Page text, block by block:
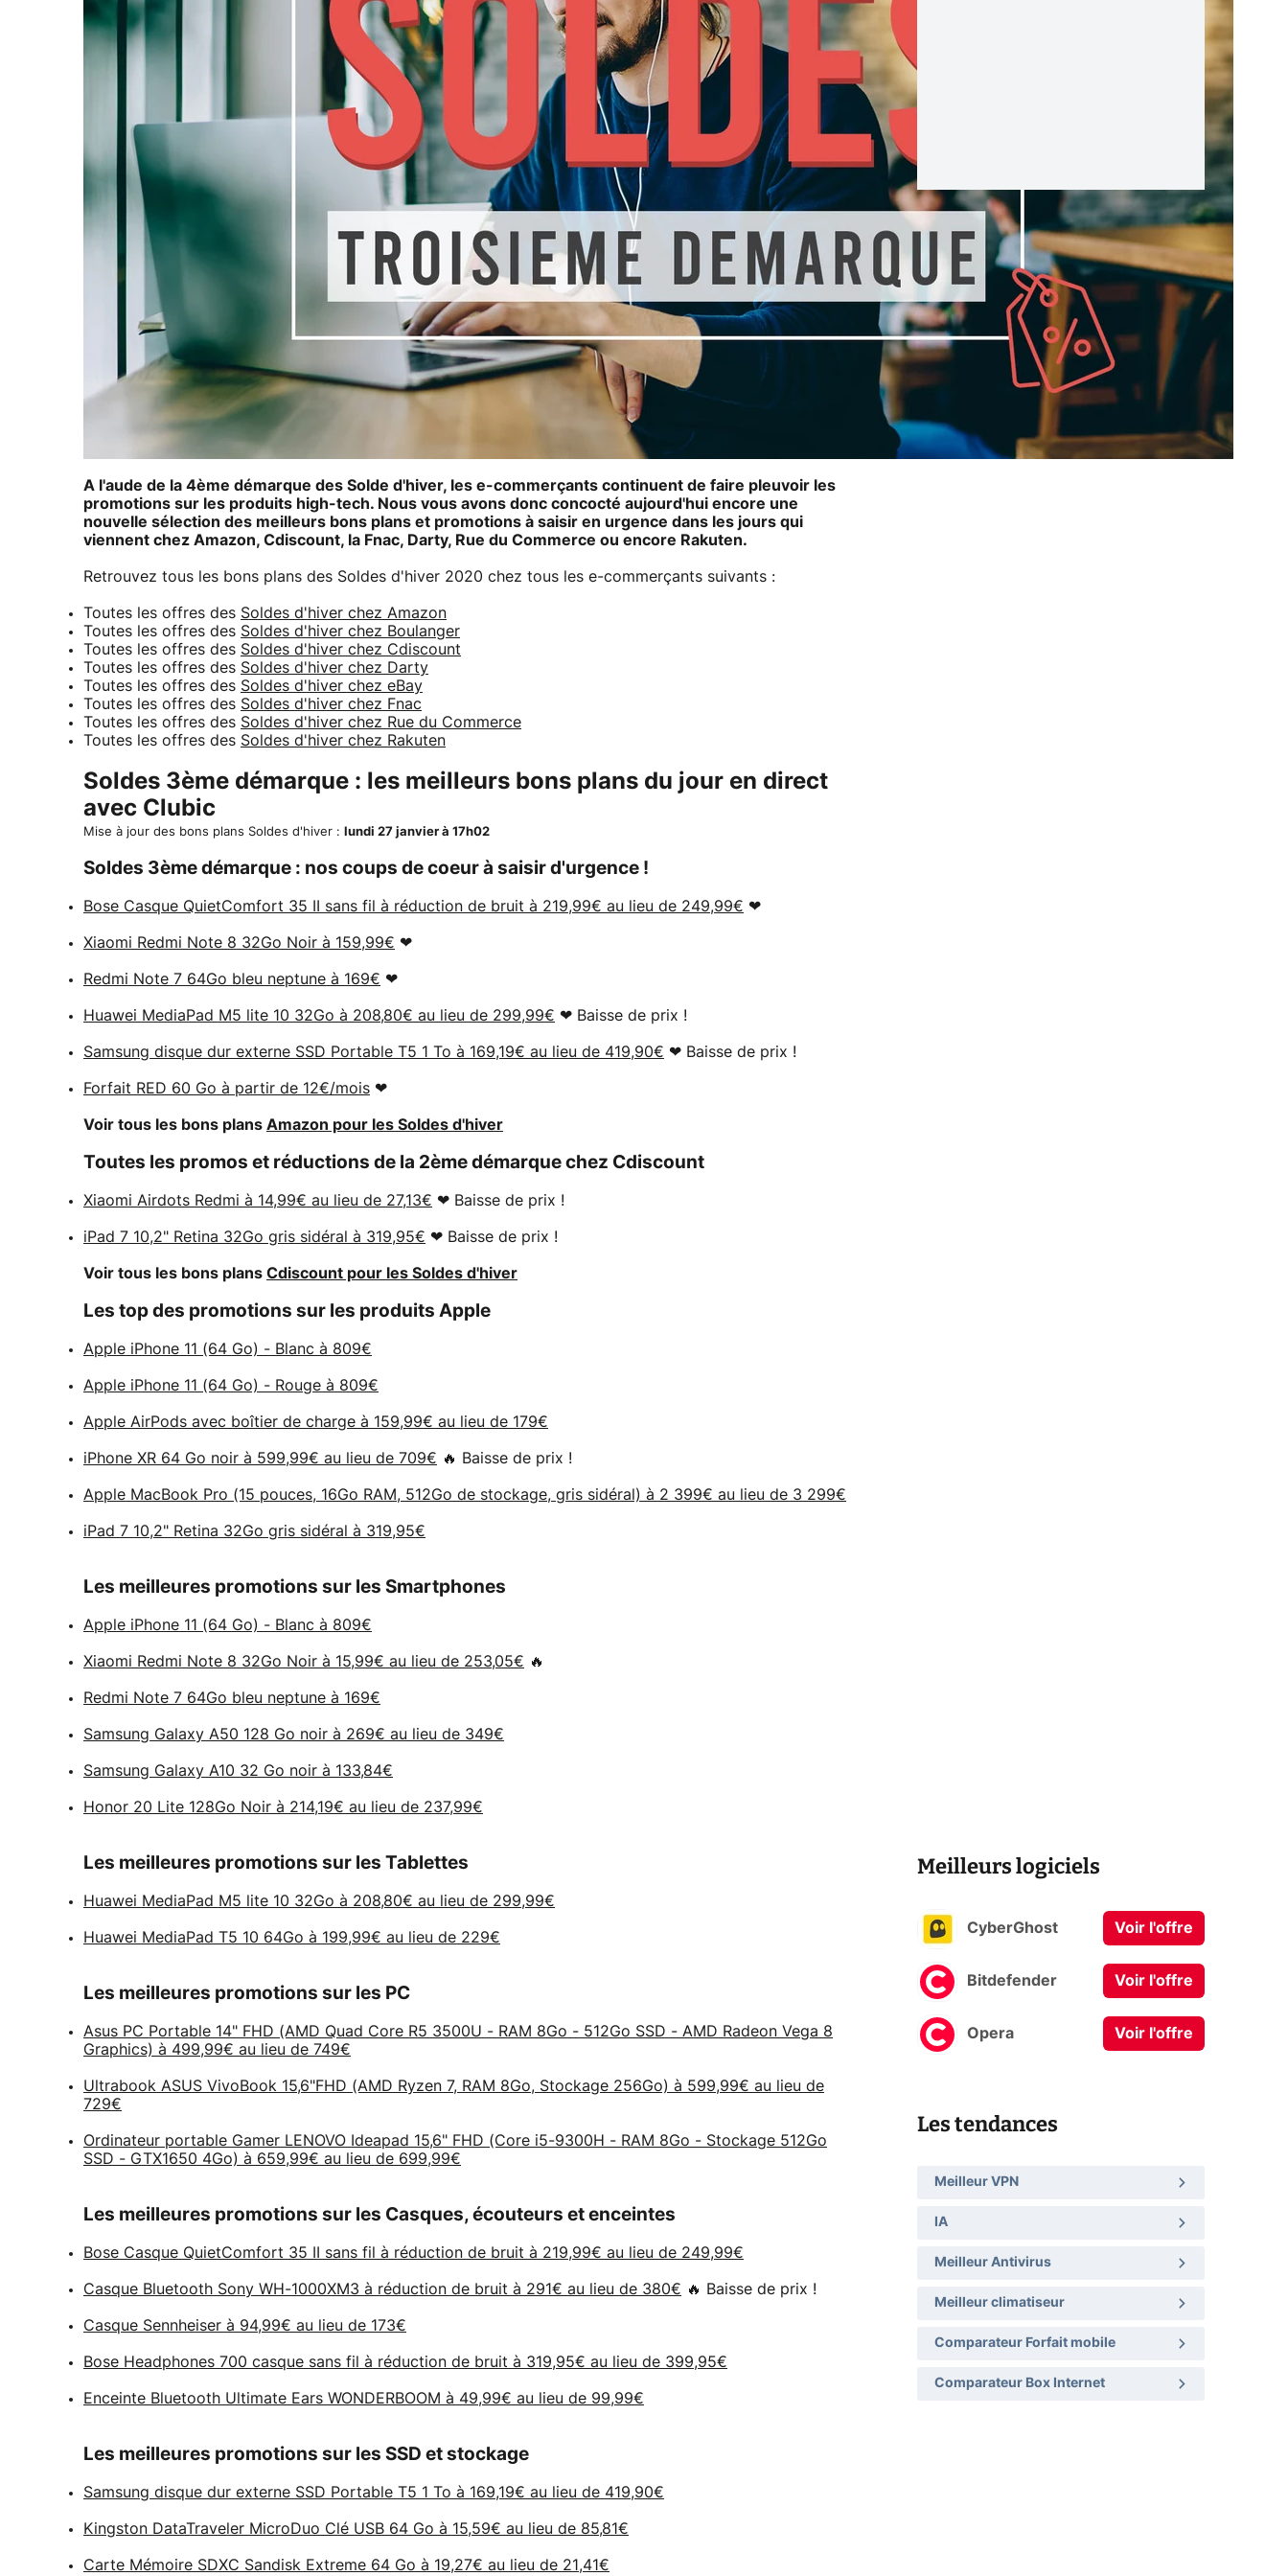
A l'aude de la 4ème démarque des Solde d'hiver, les e-commerçants continuent de faire pleuvoir les
promotions sur les produits high-tech. Nous vous avons donc concocté aujourd'hui encore une
nouvelle sélection des meilleurs bons plans et promotions à saisir en urgence dans les jours qui
viennent chez Amazon, Cdiscount, la Fnac, Darty, Rue du Commerce ou encore Rakuten.
Retrouvez tous les bons plans des Soldes d'hiver 2020 chez tous les e-commerçants suivants :
Toutes les offres des Soldes d'hiver chez Amazon
Toutes les offres des Soldes d'hiver chez Boulanger
Toutes les offres des Soldes d'hiver chez Cdiscount
Toutes les offres des Soldes d'hiver chez Darty
Toutes les offres des Soldes d'hiver chez eBay
Toutes les offres des Soldes d'hiver chez Fnac
Toutes les offres des Soldes d'hiver chez Rue du Commerce
Toutes les offres des Soldes d'hiver chez Rakuten
Soldes 3ème démarque : les meilleurs bons plans du jour en direct
avec Clubic
Mise à jour des bons plans Soldes d'hiver : lundi 27 janvier à 17h02
Soldes 3ème démarque : nos coups de coeur à saisir d'urgence !
Bose Casque QuietComfort 35 II sans fil à réduction de bruit à 219,99€ au lieu de 249,99€ ❤
Xiaomi Redmi Note 8 32Go Noir à 159,99€ ❤
Redmi Note 7 64Go bleu neptune à 169€ ❤
Huawei MediaPad M5 lite 10 32Go à 208,80€ au lieu de 299,99€ ❤ Baisse de prix !
Samsung disque dur externe SSD Portable T5 1 To à 169,19€ au lieu de 419,90€ ❤ Baisse de prix !
Forfait RED 60 Go à partir de 12€/mois ❤
Voir tous les bons plans Amazon pour les Soldes d'hiver
Toutes les promos et réductions de la 2ème démarque chez Cdiscount
Xiaomi Airdots Redmi à 14,99€ au lieu de 27,13€ ❤ Baisse de prix !
iPad 7 10,2" Retina 32Go gris sidéral à 319,95€ ❤ Baisse de prix !
Voir tous les bons plans Cdiscount pour les Soldes d'hiver
Les top des promotions sur les produits Apple
Apple iPhone 11 (64 Go) - Blanc à 809€
Apple iPhone 11 (64 Go) - Rouge à 809€
Apple AirPods avec boîtier de charge à 159,99€ au lieu de 179€
iPhone XR 64 Go noir à 599,99€ au lieu de 709€ 🔥 Baisse de prix !
Apple MacBook Pro (15 pouces, 16Go RAM, 512Go de stockage, gris sidéral) à 2 399€ au lieu de 3 299€
iPad 7 10,2" Retina 32Go gris sidéral à 319,95€
Les meilleures promotions sur les Smartphones
Apple iPhone 11 (64 Go) - Blanc à 809€
Xiaomi Redmi Note 8 32Go Noir à 15,99€ au lieu de 253,05€ 🔥
Redmi Note 7 64Go bleu neptune à 169€
Samsung Galaxy A50 128 Go noir à 269€ au lieu de 349€
Samsung Galaxy A10 32 Go noir à 133,84€
Honor 20 Lite 128Go Noir à 214,19€ au lieu de 237,99€
Les meilleures promotions sur les Tablettes
Huawei MediaPad M5 lite 10 32Go à 208,80€ au lieu de 299,99€
Huawei MediaPad T5 10 64Go à 199,99€ au lieu de 229€
Les meilleures promotions sur les PC
Asus PC Portable 14" FHD (AMD Quad Core R5 3500U - RAM 8Go - 512Go SSD - AMD Radeon Vega 8
Graphics) à 499,99€ au lieu de 749€
Ultrabook ASUS VivoBook 15,6"FHD (AMD Ryzen 7, RAM 8Go, Stockage 256Go) à 599,99€ au lieu de
729€
Ordinateur portable Gamer LENOVO Ideapad 15,6" FHD (Core i5-9300H - RAM 8Go - Stockage 512Go
SSD - GTX1650 4Go) à 659,99€ au lieu de 699,99€
Les meilleures promotions sur les Casques, écouteurs et enceintes
Bose Casque QuietComfort 35 II sans fil à réduction de bruit à 219,99€ au lieu de 249,99€
Casque Bluetooth Sony WH-1000XM3 à réduction de bruit à 291€ au lieu de 380€ 🔥 Baisse de prix !
Casque Sennheiser à 94,99€ au lieu de 173€
Bose Headphones 700 casque sans fil à réduction de bruit à 319,95€ au lieu de 399,95€
Enceinte Bluetooth Ultimate Ears WONDERBOOM à 49,99€ au lieu de 99,99€
Les meilleures promotions sur les SSD et stockage
Samsung disque dur externe SSD Portable T5 1 To à 169,19€ au lieu de 419,90€
Kingston DataTraveler MicroDuo Clé USB 64 Go à 15,59€ au lieu de 85,81€
Carte Mémoire SDXC Sandisk Extreme 64 Go à 19,27€ au lieu de 21,41€
Meilleurs logiciels
CyberGhost Voir l'offre
Bitdefender Voir l'offre
Opera Voir l'offre
Les tendances
Meilleur VPN
IA
Meilleur Antivirus
Meilleur climatiseur
Comparateur Forfait mobile
Comparateur Box Internet